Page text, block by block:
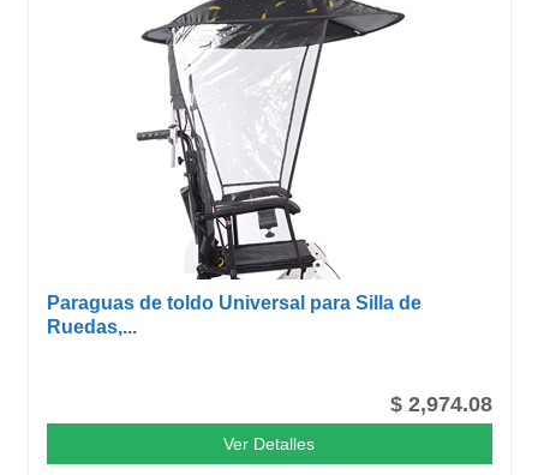
Paraguas de toldo Universal para Silla de
Ruedas,...
$ 2,974.08
Ver Detalles